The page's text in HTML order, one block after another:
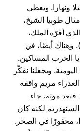
ونهارا. ويعطي
طوبيا الشيخ،
أقرّه الملك،
مخاطرًا بحياته (را. طو 1، 17- 19؛ 2، 2- 4). وهناك أيضًا، في
الحرب المساكين.
ويجعلنا نفكّر
مريم واقفة
موته، جاء
لكنه كان
محفورًا في الصخر.